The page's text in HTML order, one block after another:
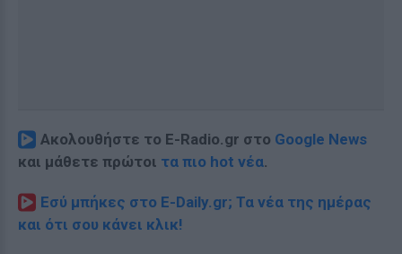
Ακολουθήστε το E-Radio.gr στο Google News
και μάθετε πρώτοι τα πιο hot νέα.
Εσύ μπήκες στο E-Daily.gr; Τα νέα της ημέρας
και ότι σου κάνει κλικ!